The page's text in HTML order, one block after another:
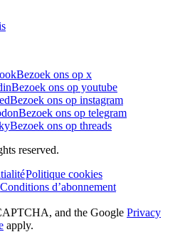
Bezoek ons op x
Bezoek ons op youtube
Bezoek ons op instagram
Bezoek ons op telegram
Bezoek ons op threads
reserved.
Politique cookies
Conditions d’abonnement
and the Google Privacy
apply.